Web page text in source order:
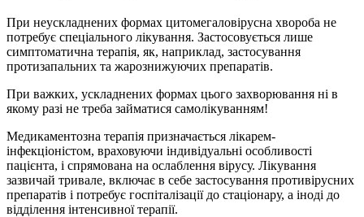
При неускладнених формах цитомегаловірусна хвороба не
потребує спеціального лікування. Застосовується лише
симптоматична терапія, як, наприклад, застосування
протизапальних та жарознижуючих препаратів.
При важких, ускладнених формах цього захворювання ні в
якому разі не треба займатися самолікуванням!
Медикаментозна терапія призначається лікарем-
інфекціоністом, враховуючи індивідуальні особливості
пацієнта, і спрямована на ослаблення вірусу. Лікування
зазвичай тривале, включає в себе застосування противірусних
препаратів і потребує госпіталізації до стаціонару, а іноді до
відділення інтенсивної терапії.